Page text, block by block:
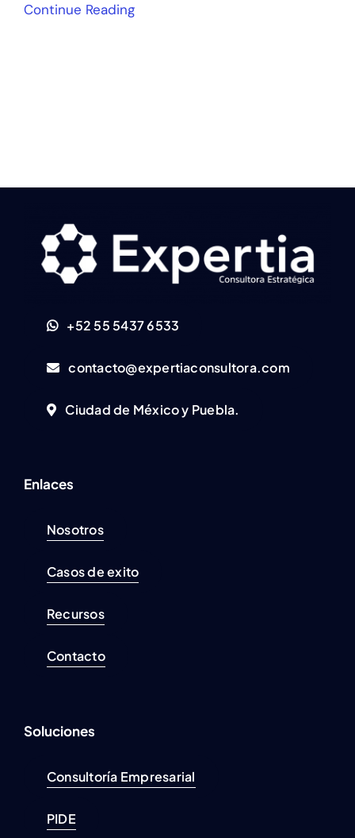
Continue Reading
+52 55 5437 6533
contacto@expertiaconsultora.com
Ciudad de México y Puebla.
Enlaces
Nosotros
Casos de exito
Recursos
Contacto
Soluciones
Consultoría Empresarial
PIDE